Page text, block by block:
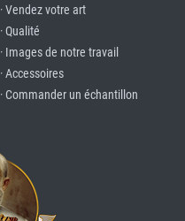
· Vendez votre art
· Qualité
· Images de notre travail
· Accessoires
· Commander un échantillon